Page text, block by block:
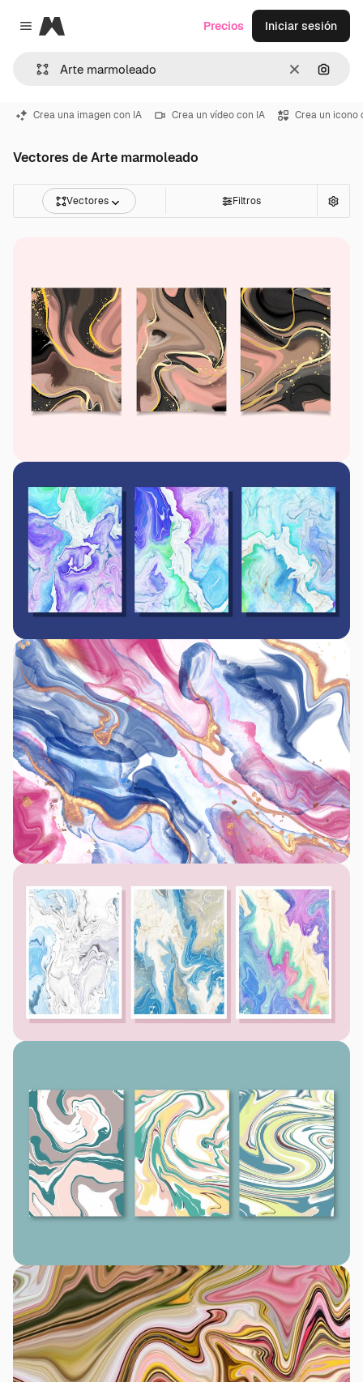
Close menu
Magnific
Borrar
Precios Iniciar sesión
Crea una imagen con IA Crea un vídeo con IA Crea un icono
Vectores de Arte marmoleado
Vectores Filtros